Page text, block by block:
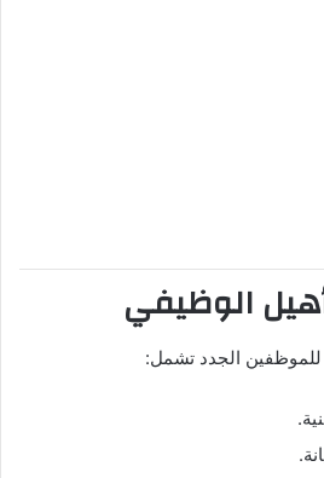
للموظفين الجدد تشمل: